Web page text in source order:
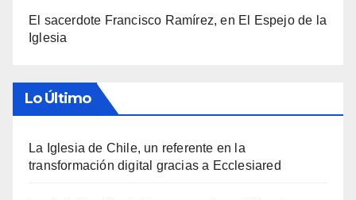
El sacerdote Francisco Ramírez, en El Espejo de la
Iglesia
Lo Último
La Iglesia de Chile, un referente en la
transformación digital gracias a Ecclesiared